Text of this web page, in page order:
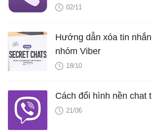
02/11
Hướng dẫn xóa tin
nhóm Viber
18/10
Cách đổi hình nền chat
21/06